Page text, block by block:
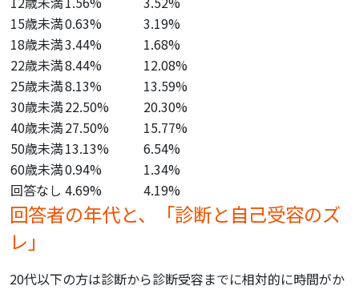
15歳未満0.63%
3.19%
18歳未満3.44%
1.68%
22歳未満8.44%
12.08%
25歳未満8.13%
13.59%
30歳未満22.50%
20.30%
40歳未満27.50%
15.77%
50歳未満13.13%
6.54%
60歳未満0.94%
1.34%
回答なし 4.69% 4.19%
回答者の年代と、「診断と自己受容のズ
レ」
20代以下の方は診断から診断受容までに相対的に時間がか